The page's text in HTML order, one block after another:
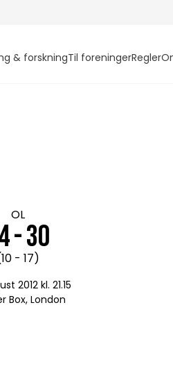
& forskningTil foreningerRegler
OL
- 30
- 17)
2012 kl. 21.15
Box, London